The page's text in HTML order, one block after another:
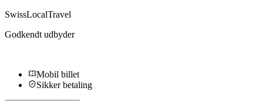
SwissLocalTravel
Godkendt udbyder
Mobil billet
Sikker betaling